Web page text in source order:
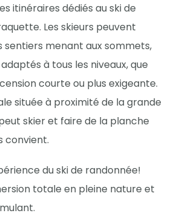
itinéraires dédiés au ski de
Les skieurs peuvent
sentiers menant aux sommets,
à tous les niveaux, que
courte ou plus exigeante.
située à proximité de la grande
skier et faire de la planche
convient.
du ski de randonnée!
totale en pleine nature et